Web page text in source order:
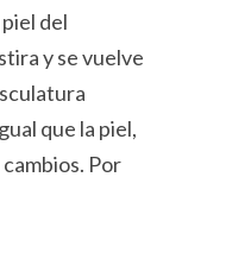
del
y se vuelve
que la piel,
Por